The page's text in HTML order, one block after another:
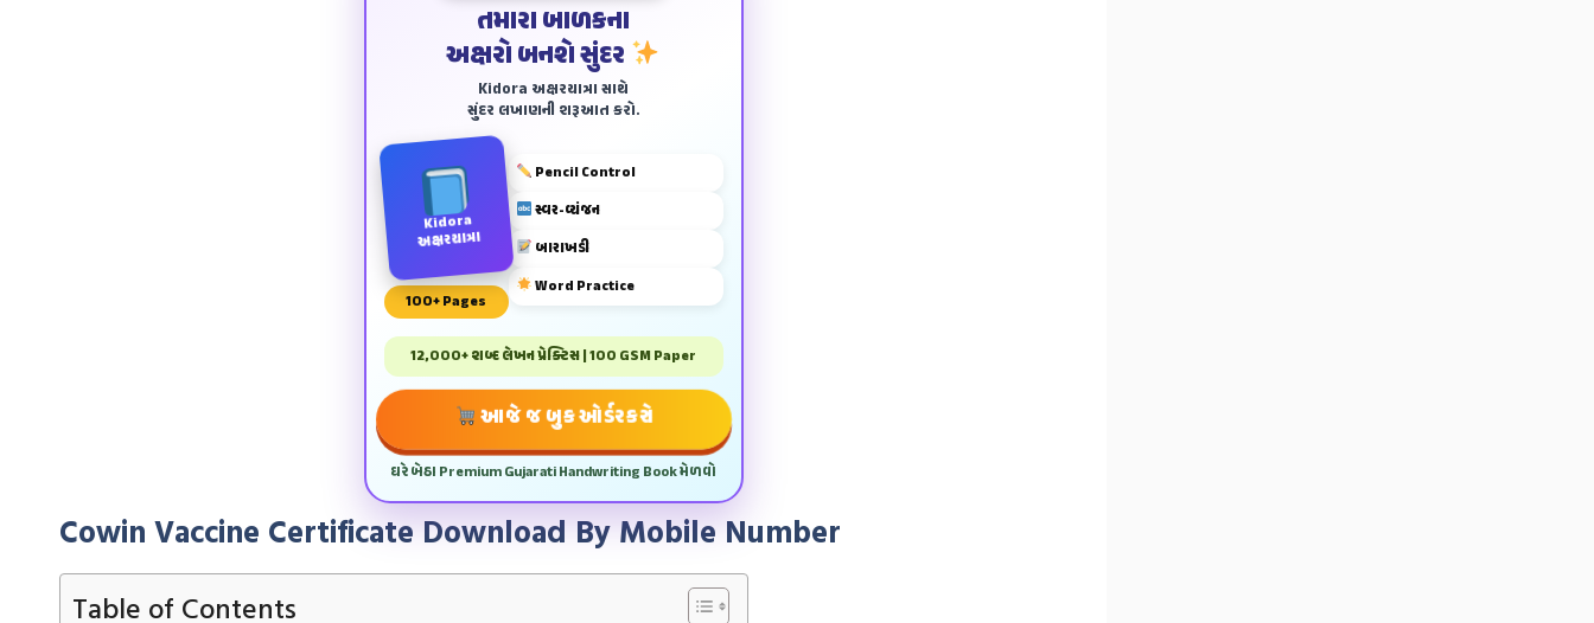
તમારા બાળકના
અક્ષરો બનશે સુંદર
Kidora અક્ષરયાત્રા સાથે
સુંદર લખાણની શરૂઆત કરો.
Kidora
અક્ષરયાત્રા
100+ Pages
Pencil Control
સ્વર-વ્યંજન
બારાખડી
Word Practice
12,000+ શબ્દ લેખન પ્રેક્ટિસ | 100 GSM Paper
આજે જ બુક ઓર્ડર કરો
ઘરે બેઠા Premium Gujarati Handwriting Book મેળવો
Cowin Vaccine Certificate Download By Mobile Number
Table of Contents